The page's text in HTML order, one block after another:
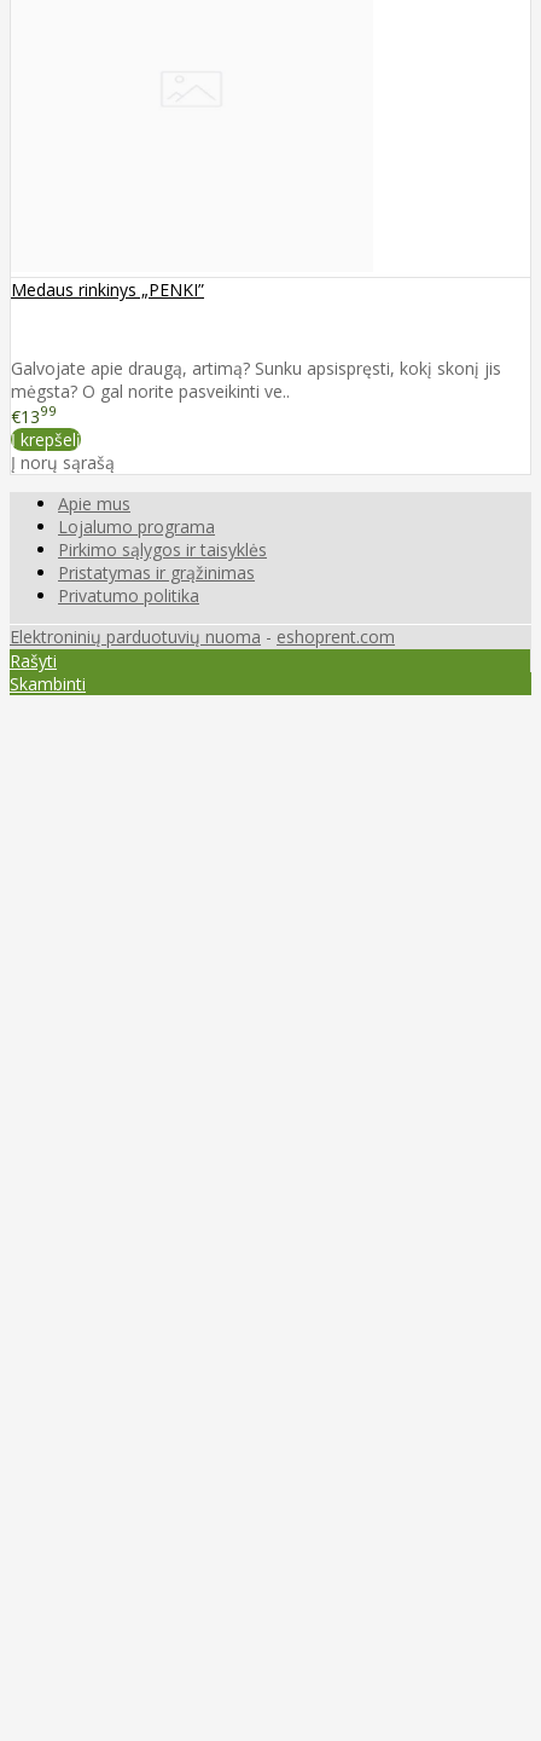
Medaus rinkinys „PENKI”
Galvojate apie draugą, artimą? Sunku apsispręsti, kokį skonį jis
mėgsta? O gal norite pasveikinti ve..
€1399
Į krepšelį
Į norų sąrašą
Apie mus
Lojalumo programa
Pirkimo sąlygos ir taisyklės
Pristatymas ir grąžinimas
Privatumo politika
Elektroninių parduotuvių nuoma - eshoprent.com
Rašyti
Skambinti